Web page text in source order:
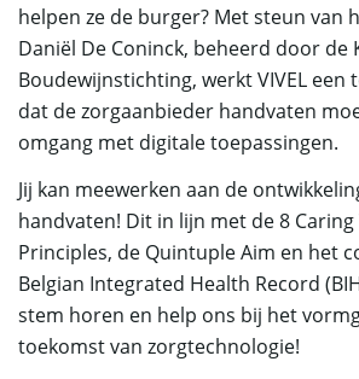
helpen ze de burger? Met steun van
Daniël De Coninck, beheerd door de
Boudewijnstichting, werkt VIVEL
dat de zorgaanbieder handvaten
omgang met digitale toepassingen.
Jij kan meewerken aan de
handvaten! Dit in lijn met de 8
Principles, de Quintuple Aim en het
Belgian Integrated Health Record
stem horen en help ons bij het
toekomst van zorgtechnologie!